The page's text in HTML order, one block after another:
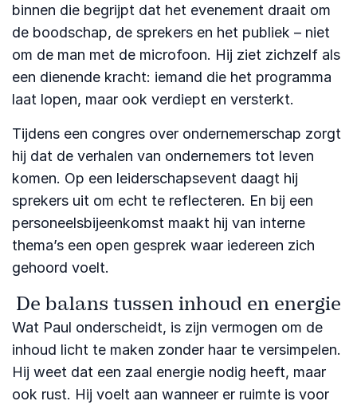
binnen die begrijpt dat het evenement draait om
de boodschap, de sprekers en het publiek – niet
om de man met de microfoon. Hij ziet zichzelf als
een dienende kracht: iemand die het programma
laat lopen, maar ook verdiept en versterkt.
Tijdens een congres over ondernemerschap zorgt
hij dat de verhalen van ondernemers tot leven
komen. Op een leiderschapsevent daagt hij
sprekers uit om echt te reflecteren. En bij een
personeelsbijeenkomst maakt hij van interne
thema’s een open gesprek waar iedereen zich
gehoord voelt.
De balans tussen inhoud en energie
Wat Paul onderscheidt, is zijn vermogen om de
inhoud licht te maken zonder haar te versimpelen.
Hij weet dat een zaal energie nodig heeft, maar
ook rust. Hij voelt aan wanneer er ruimte is voor